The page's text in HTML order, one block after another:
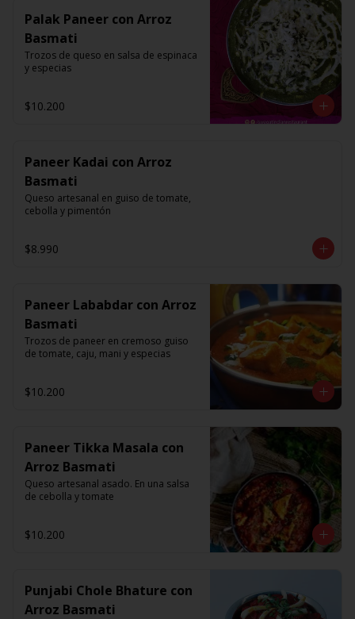
Palak Paneer con Arroz
Basmati
Trozos de queso en salsa de espinaca
y especias
$10.200
Paneer Kadai con Arroz
Basmati
Queso artesanal en guiso de tomate,
cebolla y pimentón
$8.990
Paneer Lababdar con Arroz
Basmati
Trozos de paneer en cremoso guiso
de tomate, caju, mani y especias
$10.200
Paneer Tikka Masala con
Arroz Basmati
Queso artesanal asado. En una salsa
de cebolla y tomate
$10.200
Punjabi Chole Bhature con
Arroz Basmati